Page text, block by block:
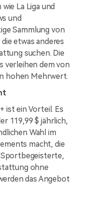
La Liga und
und
Sammlung von
etwas anderes
suchen. Die
verleihen dem von
hohen Mehrwert.
ist ein Vorteil. Es
119,99 $ jährlich,
Wahl im
macht, die
Sportbegeisterte,
ohne
das Angebot